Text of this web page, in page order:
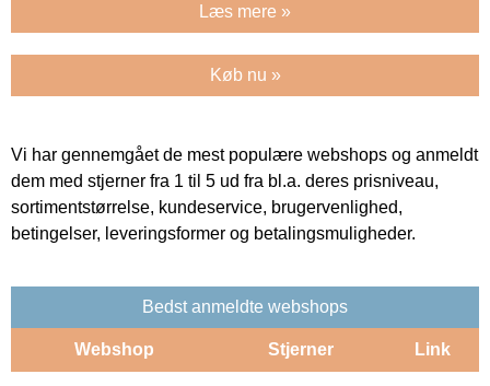
Læs mere »
Køb nu »
Vi har gennemgået de mest populære webshops og anmeldt
dem med stjerner fra 1 til 5 ud fra bl.a. deres prisniveau,
sortimentstørrelse, kundeservice, brugervenlighed,
betingelser, leveringsformer og betalingsmuligheder.
Bedst anmeldte webshops
Webshop Stjerner Link